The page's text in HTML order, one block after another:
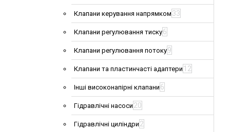
Клапани керування напрямком 33
Клапани регулювання тиску6
Клапани регулювання потоку9
Клапани та пластинчасті адаптери 12
Інші високонапірні клапани 6
Гідравлічні насоси 20
Гідравлічні циліндри 2